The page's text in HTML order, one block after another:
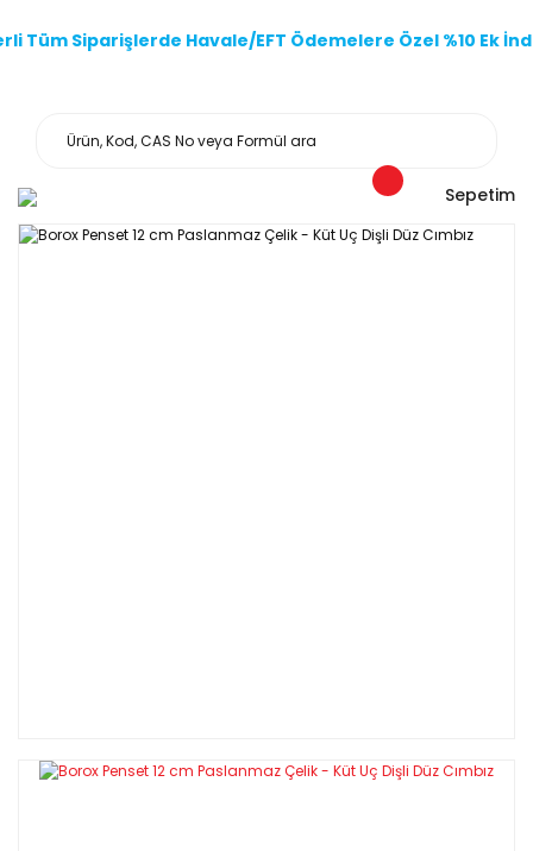
Tüm Siparişlerde Havale/EFT Ödemelere Özel %10 Ek
Sepetim